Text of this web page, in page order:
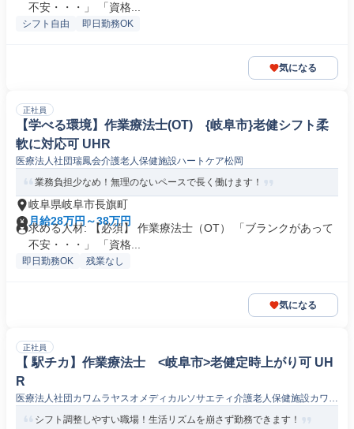
不安・・・」 「資格...
シフト自由 即日勤務OK
気になる
正社員
【学べる環境】作業療法士(OT) {岐阜市}老健シフト柔
軟に対応可 UHR
医療法人社団瑞鳳会介護老人保健施設ハートケア松岡
業務負担少なめ！無理のないペースで長く働けます！
岐阜県岐阜市長旗町
月給28万円～38万円
求める人材: 【必須】 作業療法士（OT） 「ブランクがあって
不安・・・」 「資格...
即日勤務OK 残業なし
気になる
正社員
【 駅チカ】作業療法士 <岐阜市>老健定時上がり可 UH
R
医療法人社団カワムラヤスオメディカルソサエティ介護老人保健施設カワム
シフト調整しやすい職場！生活リズムを崩さず勤務できます！